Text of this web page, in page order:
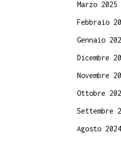
Marzo 2025
Febbraio
Gennaio
Dicembre
Novembre
Ottobre
Settembre
Agosto 2024